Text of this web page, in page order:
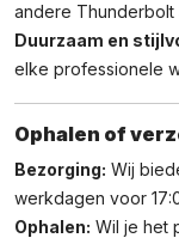
andere Thunderbolt
Duurzaam en
elke professionele
Ophalen of
Bezorging: Wij
werkdagen voor
Ophalen: Wil je het